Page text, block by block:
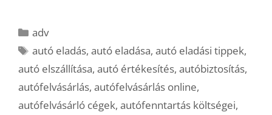
Kategória
adv
Címkék
autó eladás,autó eladása,autó eladási tippek,
autó elszállítása, autó értékesítés, autóbiztosítás,
autófelvásárlás, autófelvásárlás online,
autófelvásárló cégek, autófenntartás költségei,